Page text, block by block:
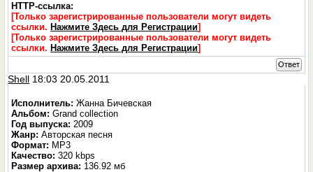
HTTP-ссылка:
[Только зарегистрированные пользователи могут видеть
ссылки. Нажмите Здесь для Регистрации]
[Только зарегистрированные пользователи могут видеть
ссылки. Нажмите Здесь для Регистрации]
Ответ
Shell 18:03 20.05.2011
Исполнитель: Жанна Бичевская
Альбом: Grand collection
Год выпуска: 2009
Жанр: Авторская песня
Формат: MP3
Качество: 320 kbps
Размер архива: 136.92 мб